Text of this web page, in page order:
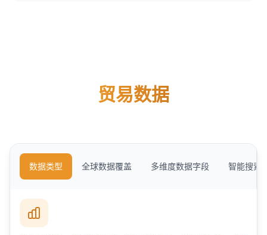
贸易数据
数据类型 全球数据覆盖 多维度数据字段 智能搜索